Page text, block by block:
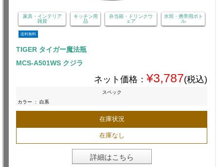
家具・インテリア
雑貨
キッチン用
品
弁当箱・ドリンクウ
ェア
水筒・携帯用ボト
ル
送料無料
TIGER タイガー魔法瓶
MCS-A501WS クジラ
ネット価格： ¥3,787(税込)
スペック
カラー
: 白系
在庫状況
在庫なし
詳細はこちら